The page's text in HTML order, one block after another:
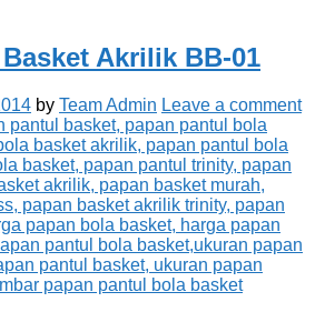
Akrilik BB-01
by Team Admin Leave a comment